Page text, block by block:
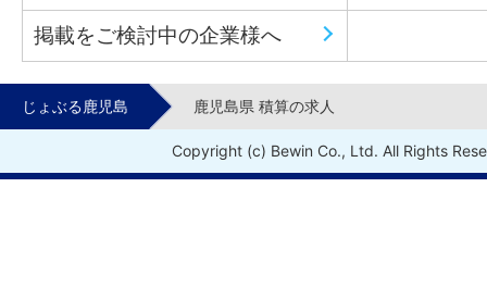
掲載をご検討中の企業様へ
じょぶる鹿児島 鹿児島県 積算の求人
Copyright (c) Bewin Co., Ltd. All Rights